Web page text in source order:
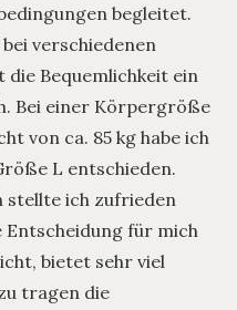
begleitet.
verschiedenen
Bequemlichkeit ein
Bei einer Körpergröße
von ca. 85 kg habe ich
L entschieden.
stellte ich zufrieden
Entscheidung für mich
bietet sehr viel
tragen die